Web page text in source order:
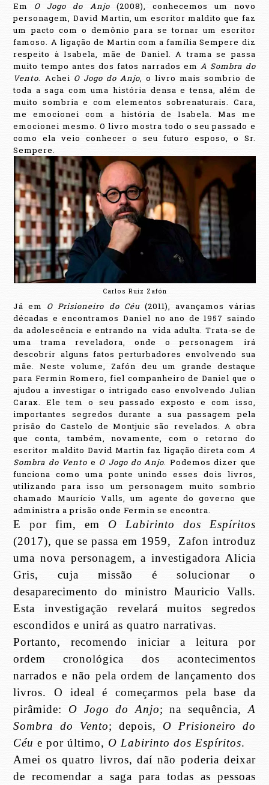
Em O Jogo do Anjo(2008), conhecemos um novo
personagem, David Martin, um escritor maldito que faz
um pacto com o demônio para se tornar um escritor
famoso. A ligação de Martin com a família Sempere diz
respeito à Isabela, mãe de Daniel. A trama se passa
muito tempo antes dos fatos narrados emA Sombra do
Vento. Achei O Jogo do Anjo, o livro mais sombrio de
toda a saga com uma história densa e tensa, além de
muito sombria e com elementos sobrenaturais. Cara,
me emocionei com a história de Isabela. Mas me
emocionei mesmo. O livro mostra todo o seu passado e
como ela veio conhecer o seu futuro esposo, o Sr.
Sempere.
Carlos Ruiz Zafón
Já em O Prisioneiro do Céu(2011), avançamos várias
décadas e encontramos Daniel no ano de 1957 saindo
da adolescência e entrando na vida adulta. Trata-se de
uma trama reveladora, onde o personagem irá
descobrir alguns fatos perturbadores envolvendo sua
mãe. Neste volume, Zafón deu um grande destaque
para Fermin Romero, fiel companheiro de Daniel que o
ajudou a investigar o intrigado caso envolvendo Julian
Carax. Ele tem o seu passado exposto e com isso,
importantes segredos durante a sua passagem pela
prisão do Castelo de Montjuic são revelados. A obra
que conta, também, novamente, com o retorno do
escritor maldito David Martin faz ligação direta com A
Sombra do Vento e O Jogo do Anjo. Podemos dizer que
funciona como uma ponte unindo esses dois livros,
utilizando para isso um personagem muito sombrio
chamado Maurício Valls, um agente do governo que
administra a prisão onde Fermin se encontra.
E por fim, em O Labirinto dos Espíritos
(2017), que se passa em 1959,
Zafon introduz
uma nova personagem, a investigadora Alicia
Gris, cuja missão é solucionar o
desaparecimento do ministro Mauricio Valls.
Esta investigação revelará muitos segredos
escondidos e unirá as quatro narrativas.
Portanto, recomendo iniciar a leitura por
ordem cronológica dos acontecimentos
narrados e não pela ordem de lançamento dos
livros. O ideal é começarmos pela base da
pirâmide: O Jogo do Anjo; na sequência, A
Sombra do Vento; depois, O Prisioneiro do
Céu e por último, O Labirinto dos Espíritos.
Amei os quatro livros, daí não poderia deixar
de recomendar a saga para todas as pessoas